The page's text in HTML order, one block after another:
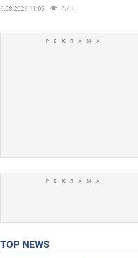
6.08.2026 11:09 2,7 т.
TOP NEWS